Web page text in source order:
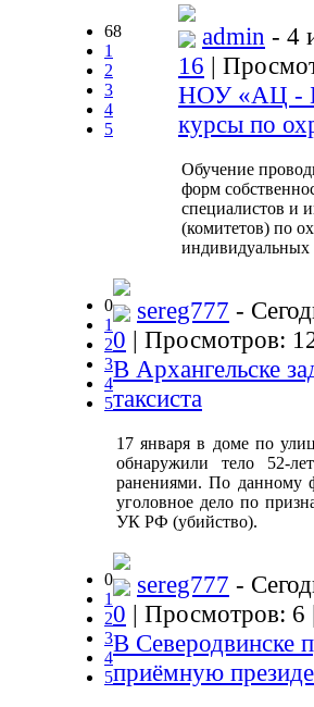
68
1
2
3
4
5
admin - 4
16 |
НОУ «АЦ -
курсы по
Обучение
форм
специалистов и
(комитетов) по
индивидуальных
0
1
2
3
4
5
sereg777 -
0 | Просмотров:
В Архангельске
таксиста
17 января в доме по
обнаружили тело 52-
ранениями. По данному
уголовное дело по
УК РФ (убийство).
0
1
2
3
4
5
sereg777 -
0 | Просмотров:
В Северодвинске
приёмную